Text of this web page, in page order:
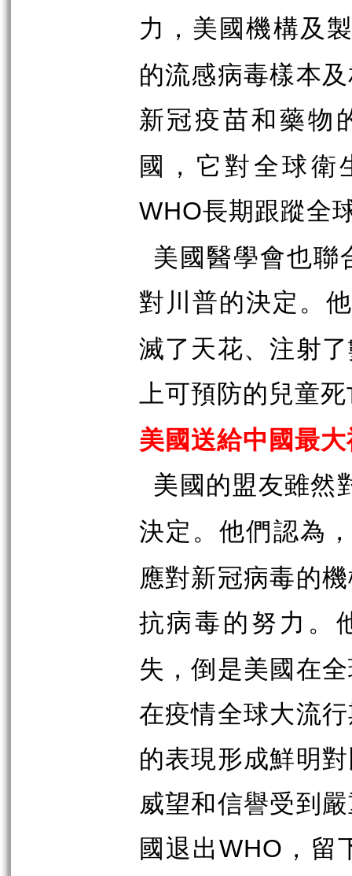
力，美國機構及
的流感病毒樣本
新冠疫苗和藥物
國，它對全球衛
WHO長期跟蹤全
美國醫學會也聯
對川普的決定。
滅了天花、注射
上可預防的兒童
美國送給中國最
美國的盟友雖然
決定。他們認為
應對新冠病毒的
抗病毒的努力。
失，倒是美國在
在疫情全球大流
的表現形成鮮明
威望和信譽受到
國退出WHO ，